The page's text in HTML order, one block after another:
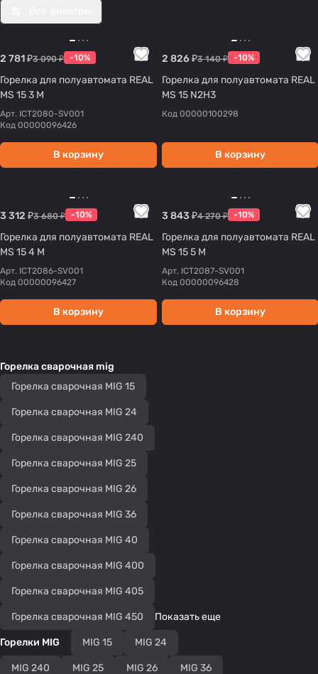
2 781 ₽3 090 ₽ -10%
Горелка для полуавтомата REAL
MS 15 3 М
Арт. ICT2080-SV001
Код 00000096426
В корзину
2 826 ₽3 140 ₽ -10%
Горелка для полуавтомата REAL
MS 15 N2H3
Код 00000100298
В корзину
3 312 ₽3 680 ₽ -10%
Горелка для полуавтомата REAL
MS 15 4 M
Арт. ICT2086-SV001
Код 00000096427
В корзину
3 843 ₽4 270 ₽ -10%
Горелка для полуавтомата REAL
MS 15 5 М
Арт. ICT2087-SV001
Код 00000096428
В корзину
Горелка сварочная mig
Горелка сварочная MIG 15
Горелка сварочная MIG 24
Горелка сварочная MIG 240
Горелка сварочная MIG 25
Горелка сварочная MIG 26
Горелка сварочная MIG 36
Горелка сварочная MIG 40
Горелка сварочная MIG 400
Горелка сварочная MIG 405
Горелка сварочная MIG 450 Показать еще
Горелки MIG MIG 15 MIG 24
MIG 240 MIG 25 MIG 26 MIG 36